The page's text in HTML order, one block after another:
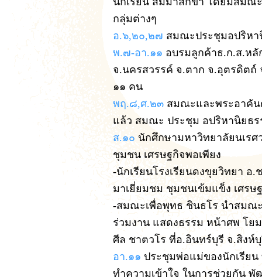
กลุ่มต่างๆ
อ.๖,๒๐,๒๗ สมณะประชุมอปริหา
พ.๗-อา.๑๑ อบรมลูกค้าธ.ก.ส.ห
จ.นครสวรรค์ จ.ตาก จ.อุตรดิตถ์
๑๑ คน
พฤ.๘,ศ.๒๓ สมณะและพระอาคัน
แล้ว สมณะ ประชุม อปริหานิยธ
ส.๑๐ นักศึกษามหาวิทยาลัยนเร
ชุมชน เศรษฐกิจพอเพียง
-นักเรียนโรงเรียนดงขุยวิทยา
มาเยี่ยมชม ชุมชนเข้มแข็ง เศรษ
-สมณะเพื่อพุทธ ชินธโร นำสมณ
ร่วมงาน แสดงธรรม หน้าศพ โ
ศีล ชาตวโร ที่อ.อินทร์บุรี จ.สิงห์
อา.๑๑ ประชุมพ่อแม่ของนักเรียน
ทำความเข้าใจ ในการช่วยกัน พั